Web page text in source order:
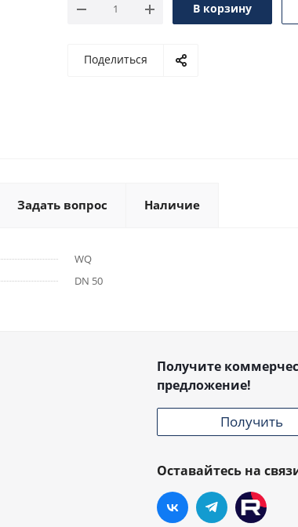
В корзину
Поделиться
Задать вопрос Наличие
WQ
DN 50
Получите
предложение!
Получить
Оставайтесь на